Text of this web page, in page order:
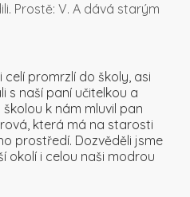
Prostě: V. A dává starým
promrzlí do školy, asi
s naší paní učitelkou a
k nám mluvil pan
která má na starosti
prostředí. Dozvěděli jsme
okolí i celou naši modrou